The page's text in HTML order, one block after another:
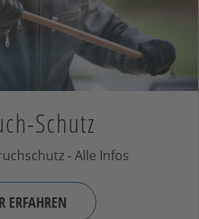
Schutz
- Alle Infos
ERFAHREN